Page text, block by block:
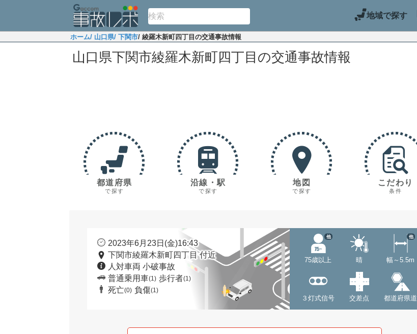
地域で探す
ホーム/ 山口県/ 下関市/ 綾羅木新町四丁目の交通事故情報
山口県下関市綾羅木新町四丁目の交通事故情報
都道府県
で探す
沿線・駅
で探す
地図
で探す
こだわり
条件
2023年6月23日(金)16:43
下関市綾羅木新町四丁目 付近
人対車両 小破事故
普通乗用車(1) 歩行者(1)
死亡(0) 負傷(1)
75歳以上
他
晴 幅～5.5m
他
３灯式信号 交差点 都道府県道